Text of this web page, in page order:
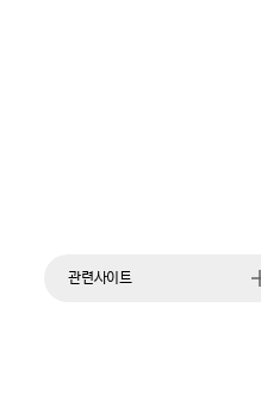
관련사이트